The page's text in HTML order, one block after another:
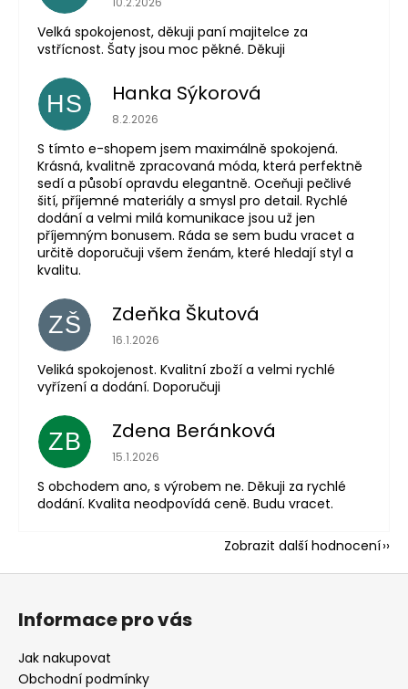
Velká spokojenost, děkuji paní majitelce za
vstřícnost. Šaty jsou moc pěkné. Děkuji
HS Hanka Sýkorová
Hodnocení obchodu je 5 z 5 hvězdiček.
8.2.2026
S tímto e-shopem jsem maximálně spokojená.
Krásná, kvalitně zpracovaná móda, která perfektně
sedí a působí opravdu elegantně. Oceňuji pečlivé
šití, příjemné materiály a smysl pro detail. Rychlé
dodání a velmi milá komunikace jsou už jen
příjemným bonusem. Ráda se sem budu vracet a
určitě doporučuji všem ženám, které hledají styl a
kvalitu.
ZŠ Zdeňka Škutová
Hodnocení obchodu je 5 z 5 hvězdiček.
16.1.2026
Veliká spokojenost. Kvalitní zboží a velmi rychlé
vyřízení a dodání. Doporučuji
ZB Zdena Beránková
Hodnocení obchodu je 1 z 5 hvězdiček.
15.1.2026
S obchodem ano, s výrobem ne. Děkuji za rychlé
dodání. Kvalita neodpovídá ceně. Budu vracet.
Zobrazit další hodnocení
Z
Informace pro vás
Jak nakupovat
Obchodní podmínky